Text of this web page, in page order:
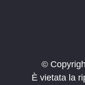
©
È vietata la